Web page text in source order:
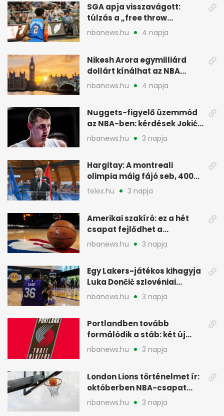
SGA apja visszavágott:
túlzás a „free throw
merchant” címke?
nbanews.hu 4 napja
Nikesh Arora egymilliárd
dollárt kínálhat az NBA
Europe londoni csapatáért
nbanews.hu 4 napja
Nuggets-figyelő üzemmód
az NBA-ben: kérdések Jokić
jövőjéről
nbanews.hu 3 napja
Hargitay: A montreali
olimpia máig fájó seb, 400
vegyesen 4. lett
telex.hu 3 napja
Amerikai szakíró: ez a hét
csapat fejlődhet a
legtöbbet az NBA-ben
nbanews.hu 3 napja
Egy Lakers-játékos kihagyja
Luka Dončić szlovéniai
minicampjét
nbanews.hu 3 napja
Portlandben tovább
formálódik a stáb: két új
szakember a Blazersnél
nbanews.hu 3 napja
London Lions történelmet ír:
októberben NBA-csapat
ellen lép pályára
nbanews.hu 3 napja